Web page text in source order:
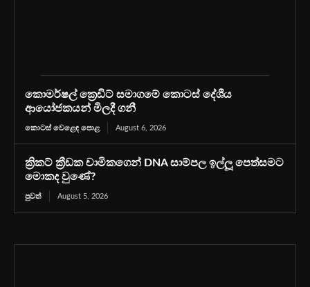
කොමර්ෂල් ක්‍රෙඩිට් සමාගමේ කොටස් දේශීය
ආයෝජකයන් මිලදී ගනී
කොටස් වෙළෙඳ පොළ August 6, 2026
ක්‍රිකට් ක්‍රීඩක චාමිකගෙන් DNA සාම්පල ඉල්ලූ පෙත්සමට
මොකද වුණේ?
පුවත් August 5, 2026